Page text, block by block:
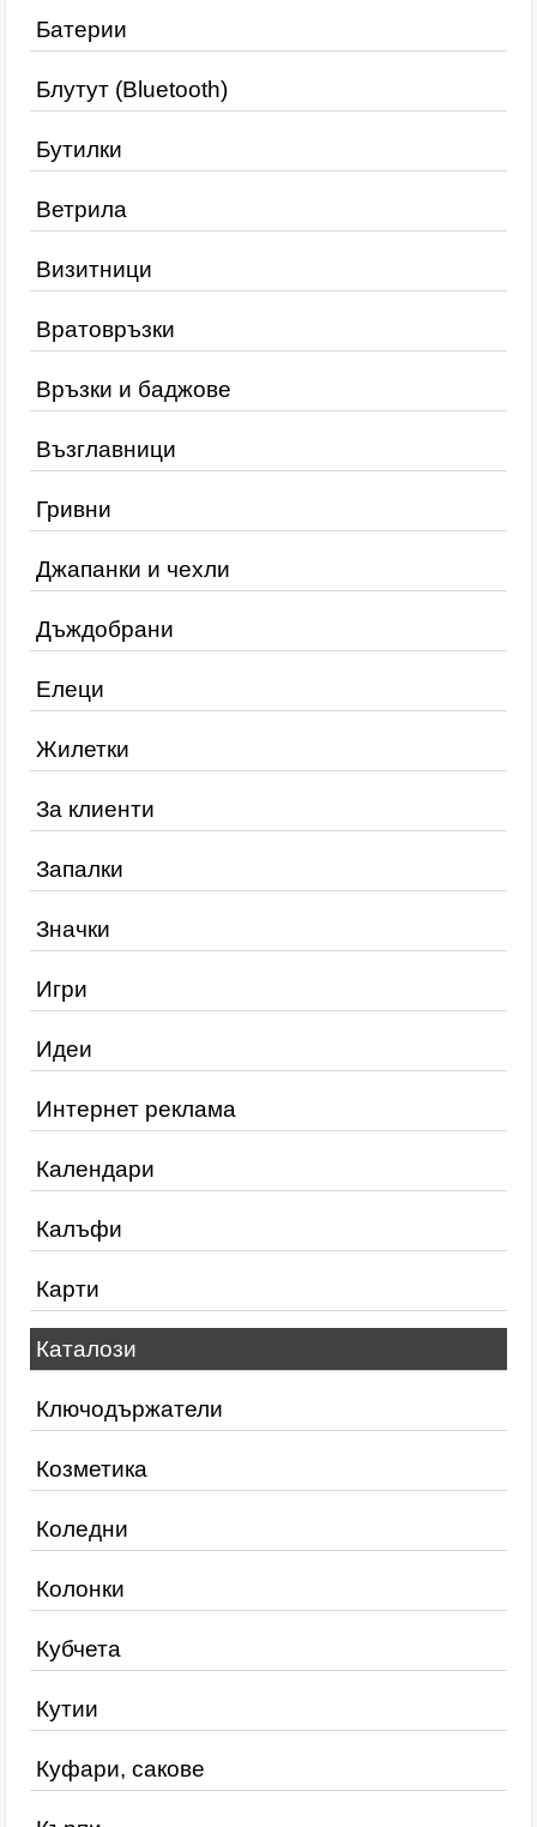
Батерии
Блутут (Bluetooth)
Бутилки
Ветрила
Визитници
Вратовръзки
Връзки и баджове
Възглавници
Гривни
Джапанки и чехли
Дъждобрани
Елеци
Жилетки
За клиенти
Запалки
Значки
Игри
Идеи
Интернет реклама
Календари
Калъфи
Карти
Каталози
Ключодържатели
Козметика
Коледни
Колонки
Кубчета
Кутии
Куфари, сакове